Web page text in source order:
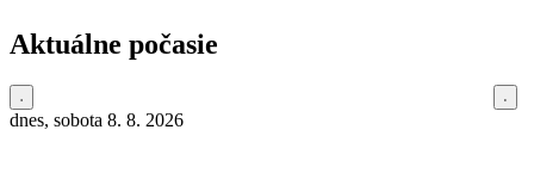
Aktuálne počasie
dnes, sobota 8. 8. 2026